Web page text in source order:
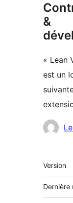
&
« Lean
est un
Méta
Version
Dernière